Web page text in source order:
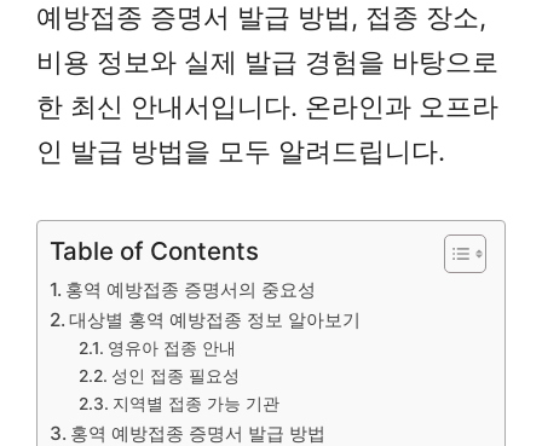
예방접종 증명서 발급 방법, 접종 장소,
비용 정보와 실제 발급 경험을 바탕으로
한 최신 안내서입니다. 온라인과 오프라
인 발급 방법을 모두 알려드립니다.
Table of Contents
홍역 예방접종 증명서의 중요성
대상별 홍역 예방접종 정보 알아보기
영유아 접종 안내
성인 접종 필요성
지역별 접종 가능 기관
홍역 예방접종 증명서 발급 방법